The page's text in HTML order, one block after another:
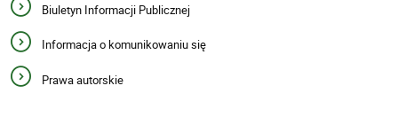
Biuletyn Informacji Publicznej
Informacja o komunikowaniu się
Prawa autorskie